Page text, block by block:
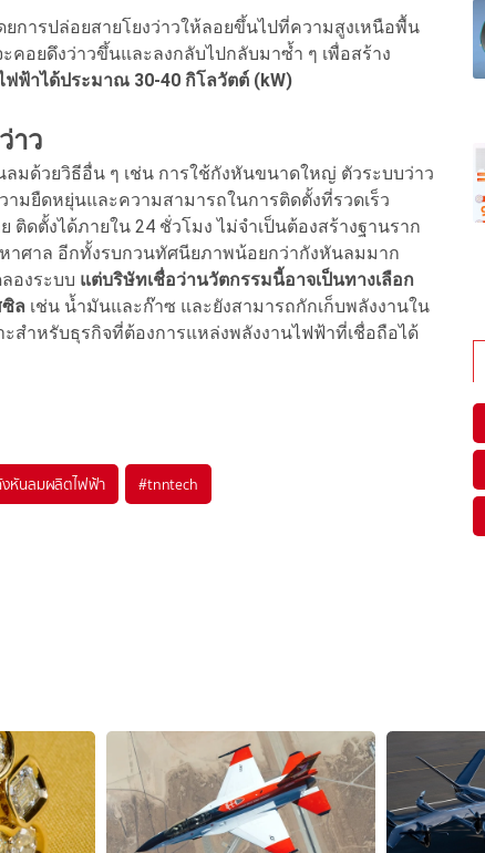
การปล่อยสายโยงว่าวให้ลอยขึ้นไปที่ความสูงเหนือพื้น
คอยดึงว่าวขึ้นและลงกลับไปกลับมาซ้ำ ๆ เพื่อสร้าง
ฟฟ้าได้ประมาณ 30-40 กิโลวัตต์ (kW)
าว
มด้วยวิธีอื่น ๆ เช่น การใช้กังหันขนาดใหญ่ ตัวระบบว่าว
มยืดหยุ่นและความสามารถในการติดตั้งที่รวดเร็ว
ติดตั้งได้ภายใน 24 ชั่วโมง ไม่จำเป็นต้องสร้างฐานราก
าศาล อีกทั้งรบกวนทัศนียภาพน้อยกว่ากังหันลมมาก
องระบบ แต่บริษัทเชื่อว่านวัตกรรมนี้อาจเป็นทางเลือก
ล เช่น น้ำมันและก๊าซ และยังสามารถกักเก็บพลังงานใน
สำหรับธุรกิจที่ต้องการแหล่งพลังงานไฟฟ้าที่เชื่อถือได้
หันลมผลิตไฟฟ้า #tnntech